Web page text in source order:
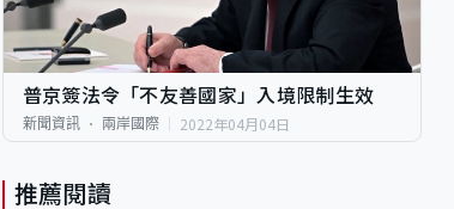
普京簽法令「不友善國家」入境限制生效
新聞資訊 兩岸國際 2022年04月04日
推薦閱讀